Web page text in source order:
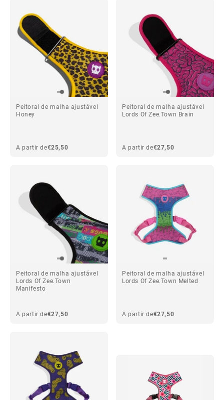
Peitoral de malha ajustável
Honey
A partir de€25,50
Peitoral de malha ajustável
Lords Of Zee.Town Brain
A partir de€27,50
Peitoral de malha ajustável
Lords Of Zee.Town
Manifesto
A partir de€27,50
Peitoral de malha ajustável
Lords Of Zee.Town Melted
A partir de€27,50